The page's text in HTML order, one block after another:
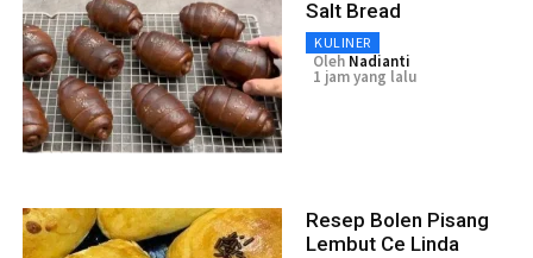
Salt Bread
KULINER
Oleh Nadianti
1 jam yang lalu
Resep Bolen Pisang
Lembut Ce Linda